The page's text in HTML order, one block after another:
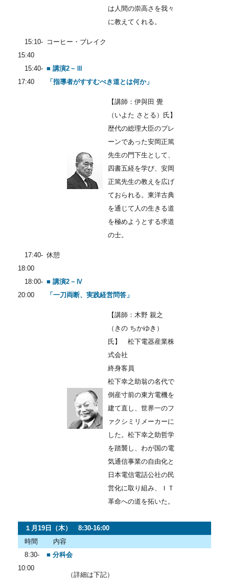
は人間の崇高さを我々
に教えてくれる。
15:10-
15:40
コーヒー・ブレイク
15:40-
17:40
■ 講演2－Ⅲ
「指導者がすすむべき道とは何か」
【講師：伊與田 覺
（いよた さとる）氏】
歴代の総理大臣のブレ
ーンであった安岡正篤
先生の門下生として、
四書五経を学び、安岡
正篤先生の教えを広げ
ておられる。東洋古典
を通じて人の生きる道
を極めようとする求道
の士。
17:40-
18:00
休憩
18:00-
20:00
■ 講演2－Ⅳ
「一刀両断、実践経営問答」
【講師：木野 親之
（きの ちかゆき）
氏】 松下電器産業株
式会社
終身客員
松下幸之助翁の名代で
倒産寸前の東方電機を
建て直し、世界一のフ
ァクシミリメーカーに
した。松下幸之助哲学
を踏襲し、わが国の電
気通信事業の自由化と
日本電信電話公社の民
営化に取り組み、ＩＴ
革命への道を拓いた。
１月19日（木） 8:30-16:00
時間
内容
8:30-
10:00
■ 分科会
（詳細は下記）